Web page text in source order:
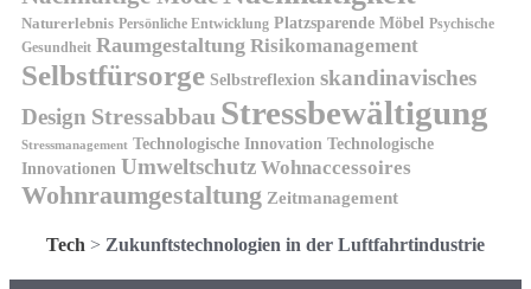
Naturerlebnis Persönliche Entwicklung Platzsparende Möbel Psychische
Gesundheit Raumgestaltung Risikomanagement
Selbstfürsorge Selbstreflexion skandinavisches
Design Stressabbau Stressbewältigung
Stressmanagement Technologische Innovation Technologische
Innovationen Umweltschutz Wohnaccessoires
Wohnraumgestaltung Zeitmanagement
Tech > Zukunftstechnologien in der Luftfahrtindustrie